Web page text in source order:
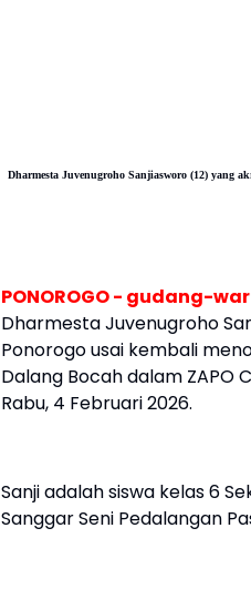
Dharmesta Juvenugroho Sanjiasworo (12) yang
PONOROGO - gudang-
Dharmesta Juvenugroho
Ponorogo usai kembali
Dalang Bocah dalam ZAPO
Rabu, 4 Februari 2026.
Sanji adalah siswa kelas 6
Sanggar Seni Pedalangan